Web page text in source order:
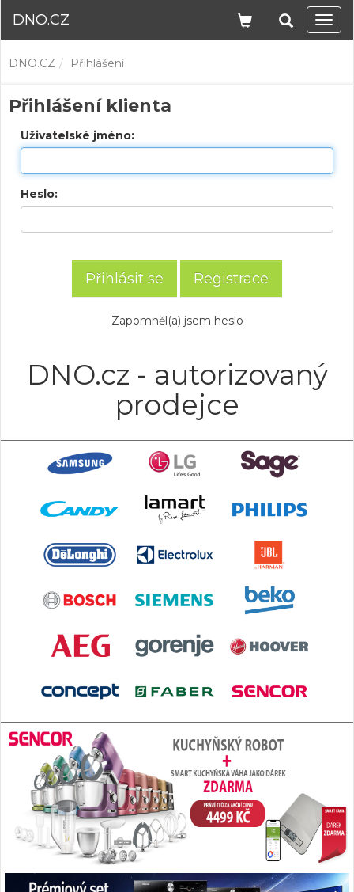
DNO.CZ
DNO.CZ Přihlášení
Přihlášení klienta
Uživatelské jméno:
Heslo:
Registrace
Zapomněl(a) jsem heslo
DNO.cz - autorizovaný
prodejce